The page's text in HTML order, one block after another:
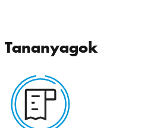
Tananyagok